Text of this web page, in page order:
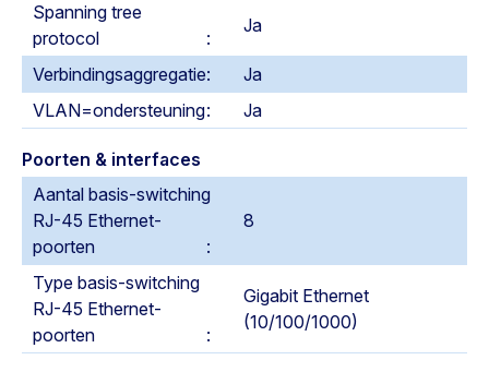
Spanning tree
protocol
Ja
Verbindingsaggregatie
Ja
VLAN=ondersteuning
Ja
Poorten & interfaces
Aantal basis-switching
RJ-45 Ethernet-
poorten
8
Type basis-switching
RJ-45 Ethernet-
poorten
Gigabit Ethernet
(10/100/1000)